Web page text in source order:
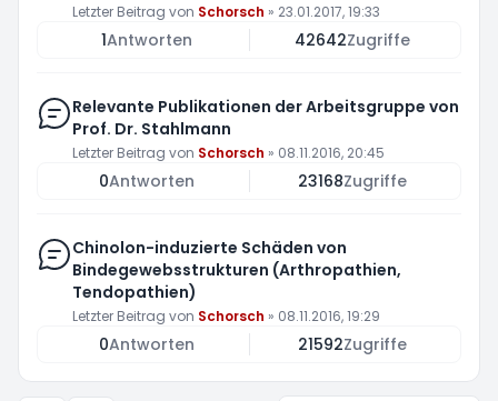
Letzter Beitrag von Schorsch » 23.01.2017, 19:33
1Antworten 42642Zugriffe
Relevante Publikationen der Arbeitsgruppe von
Prof. Dr. Stahlmann
Letzter Beitrag von Schorsch » 08.11.2016, 20:45
0Antworten 23168Zugriffe
Chinolon-induzierte Schäden von
Bindegewebsstrukturen (Arthropathien,
Tendopathien)
Letzter Beitrag von Schorsch » 08.11.2016, 19:29
0Antworten 21592Zugriffe